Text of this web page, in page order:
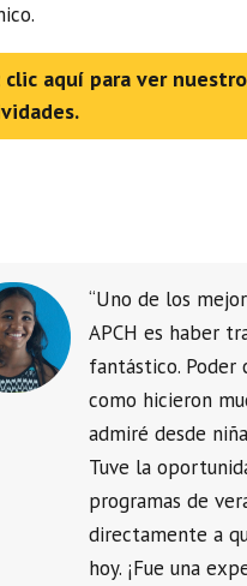
clic aquí para ver
“Uno de los
APCH es haber
fantástico. Poder
como hicieron
admiré desde
Tuve la
programas de
directamente a
hoy. ¡Fue una